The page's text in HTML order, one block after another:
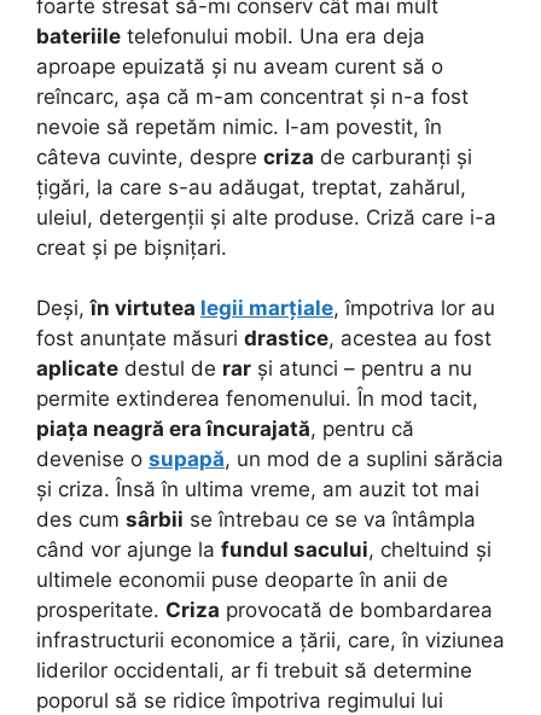
foarte stresat să-mi conserv cât mai mult
bateriile telefonului mobil. Una era deja
aproape epuizată și nu aveam curent să o
reîncarc, așa că m-am concentrat și n-a fost
nevoie să repetăm nimic. I-am povestit, în
câteva cuvinte, despre criza de carburanți și
țigări, la care s-au adăugat, treptat, zahărul,
uleiul, detergenții și alte produse. Criză care i-a
creat și pe bișnițari.
Deși,în virtutea legii marțiale, împotriva lor au
fost anunțate măsuri drastice, acestea au fost
aplicate destul de rar și atunci – pentru a nu
permite extinderea fenomenului. În mod tacit,
piața neagră era încurajată, pentru că
devenise o supapă, un mod de a suplini sărăcia
și criza. Însă în ultima vreme, am auzit tot mai
des cum sârbii se întrebau ce se va întâmpla
când vor ajunge la fundul sacului, cheltuind și
ultimele economii puse deoparte în anii de
prosperitate. Criza provocată de bombardarea
infrastructurii economice a țării, care, în viziunea
liderilor occidentali, ar fi trebuit să determine
poporul să se ridice împotriva regimului lui